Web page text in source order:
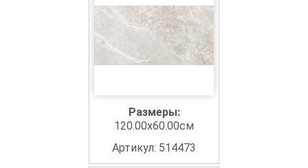
Размеры:
120.00x60.00см
Артикул: 514473